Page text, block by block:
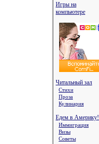
Игры на
компьютере
Читальный зал
Стихи
Проза
Кулинария
Едем в Америку!
Иммиграция
Визы
Советы